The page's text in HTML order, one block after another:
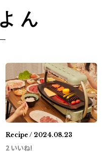
ん
Recipe / 2024.08.23
2 いいね!